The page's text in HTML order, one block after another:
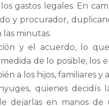
gastos legales. En
y procurador,
minutas.
y el acuerdo, lo
de lo posible, los
a los hijos, familiares y
quienes decidís
dejarlas en manos de